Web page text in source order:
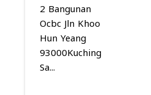
2 Bangunan
Ocbc Jln Khoo
Hun Yeang
93000Kuching
Sa...